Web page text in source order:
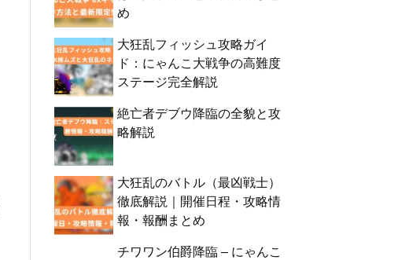
め
大狂乱フィッシュ攻略ガイ
ド：にゃんこ大戦争の高難度
ステージ完全解説
絶亡者デブウ降臨の全貌と攻
略解説
大狂乱のバトル（最凶戦士）
徹底解説｜開催日程・攻略情
報・報酬まとめ
チワワン伯爵降臨 – にゃんこ